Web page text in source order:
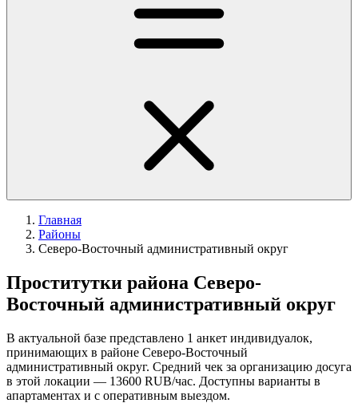
Главная
Районы
Северо-Восточный административный округ
Проститутки района Северо-
Восточный административный округ
В актуальной базе представлено 1 анкет индивидуалок,
принимающих в районе Северо-Восточный
административный округ. Средний чек за организацию досуга
в этой локации — 13600 RUB/час. Доступны варианты в
апартаментах и с оперативным выездом.